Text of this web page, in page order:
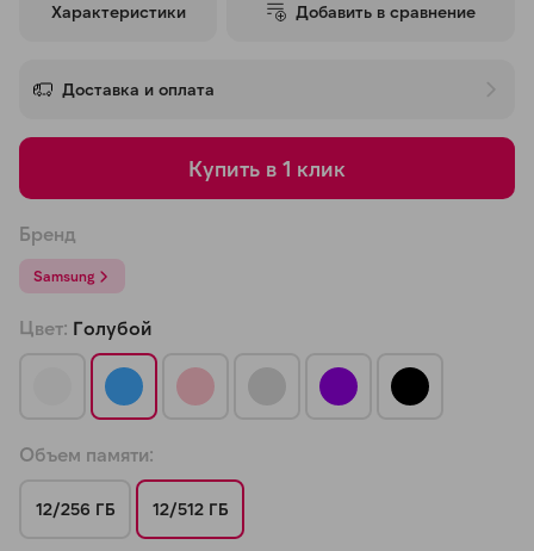
Характеристики Добавить в сравнение
Доставка и оплата
Купить в 1 клик
Бренд
Samsung
Цвет: Голубой
Объем памяти:
12/256 ГБ 12/512 ГБ
об оплате Плайтом
недели
8 800 302-02-51